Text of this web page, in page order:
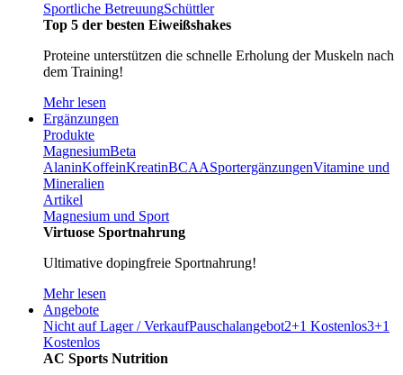
Sportliche BetreuungSchüttler
Top 5 der besten Eiweißshakes
Proteine unterstützen die schnelle Erholung der Muskeln nach
dem Training!
Mehr lesen
Ergänzungen
Produkte
MagnesiumBeta
AlaninKoffeinKreatinBCAASportergänzungenVitamine und
Mineralien
Artikel
Magnesium und Sport
Virtuose Sportnahrung
Ultimative dopingfreie Sportnahrung!
Mehr lesen
Angebote
Nicht auf Lager / VerkaufPauschalangebot2+1 Kostenlos3+1
Kostenlos
AC Sports Nutrition